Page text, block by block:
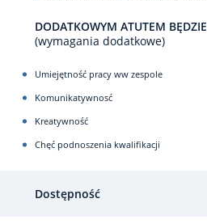
DODATKOWYM ATUTEM BĘDZIE
(wymagania dodatkowe)
Umiejętność pracy ww zespole
Komunikatywnosć
Kreatywność
Chęć podnoszenia kwalifikacji
Dostępność